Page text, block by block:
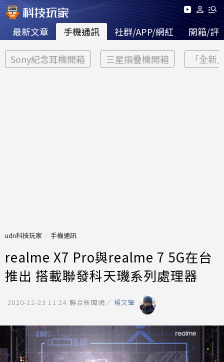
最新文章 手機通訊 社群/APP/網紅 開箱/評
Sony紀念耳機開箱 三星摺疊機開箱 「全新
udn科技玩家 手機通訊
realme X7 Pro與realme 7 5G在台
推出 搭載聯發科天璣系列處理器
2020-12-23 11:24 聯合新聞網／ 楊又肇